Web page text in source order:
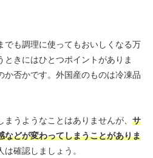
でも調理に使ってもおいしくなる万
きにはひとつポイントがありま
か否かです。外国産のものは冷凍品
うようなことはありませんが、 サ
などが変わってしまうことがありま
確認しましょう。